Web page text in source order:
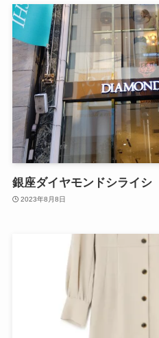
銀座ダイヤモンドシライ
2023年8月8日